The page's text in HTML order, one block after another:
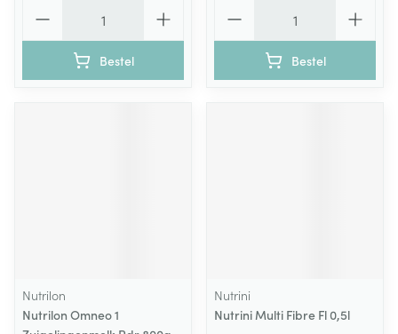
Bestel Bestel
Nutrilon
Nutrilon Omneo 1
Nutrini
Nutrini Multi Fibre Fl 0,5l